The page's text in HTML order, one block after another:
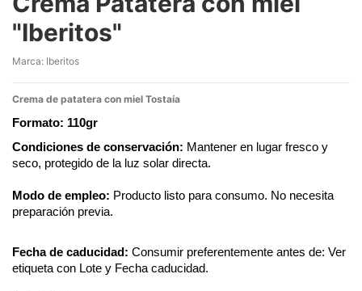
"Iberitos"
Marca: Iberitos
Crema de patatera con miel Tostaía
Formato: 110gr
Condiciones de conservación: Mantener en lugar fresco y
seco, protegido de la luz solar directa.
Modo de empleo: Producto listo para consumo. No necesita
preparación previa.
Fecha de caducidad: Consumir preferentemente antes de: Ver
etiqueta con Lote y Fecha caducidad.